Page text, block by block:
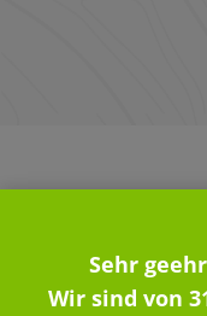
Sehr
Wir sind von